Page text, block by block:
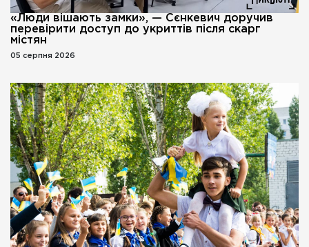
«Люди вішають замки», — Сєнкевич доручив
перевірити доступ до укриттів після скарг
містян
05 серпня 2026